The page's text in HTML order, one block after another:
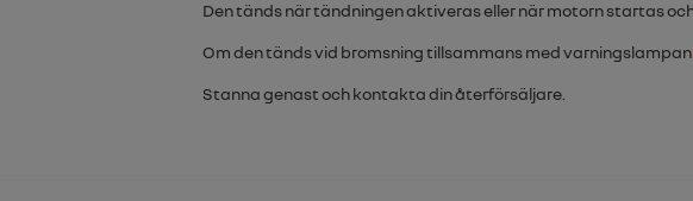
Den tänds när tändningen aktiveras eller när motorn startas
Om den tänds vid bromsning tillsammans med varningslampan
Stanna genast och kontakta din återförsäljare.